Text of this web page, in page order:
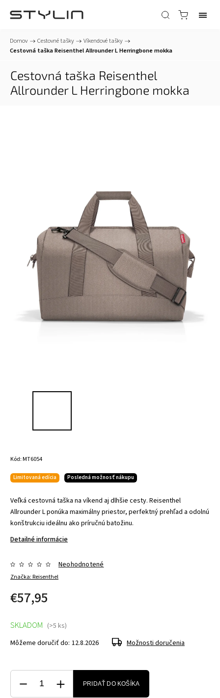
Domov / Cestovné tašky / Víkendové tašky /
Cestovná taška Reisenthel Allrounder L Herringbone mokka
Cestovná taška Reisenthel
Allrounder L Herringbone mokka
Kód:MT6054
Limitovaná edícia Posledná možnosť nákupu
Veľká cestovná taška na víkend aj dlhšie cesty. Reisenthel
Allrounder L ponúka maximálny priestor, perfektný prehľad a odolnú
konštrukciu ideálnu ako príručnú batožinu.
Detailné informácie
Značka:Reisenthel
Neohodnotené
€57,95
SKLADOM (>5 ks)
Môžeme doručiť do: 12.8.2026 Možnosti doručenia
PRIDAŤ DO KOŠÍKA